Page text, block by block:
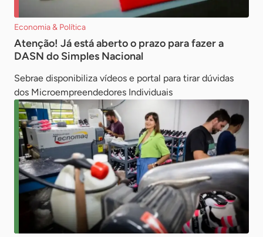
Economia & Política
Atenção! Já está aberto o prazo para fazer a
DASN do Simples Nacional
Sebrae disponibiliza vídeos e portal para tirar dúvidas
dos Microempreendedores Individuais